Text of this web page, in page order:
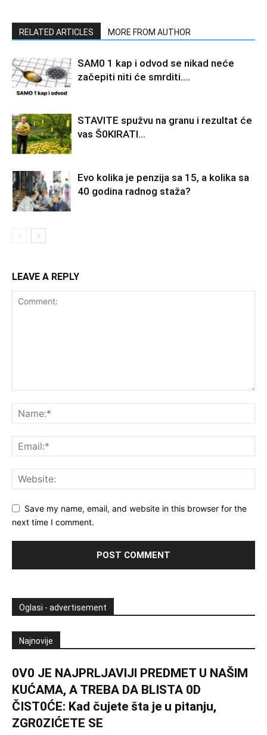
RELATED ARTICLES MORE FROM AUTHOR
SAM0 1 kap i odvod se nikad neće
začepiti niti će smrditi….
STAVlTE spužvu na granu i rezultat će
vas Š0KlRATl…
Evo kolika je penzija sa 15, a kolika sa
40 godina radnog staža?
LEAVE A REPLY
Save my name, email, and website in this browser for the
next time I comment.
Oglasi - advertisement
Najnovije
0V0 JE NAJPRLJAVlJl PREDMET U NAŠlM
KUĆAMA, A TREBA DA BLISTA 0D
ČIST0ĆE: Kad čujete šta je u pitanju,
ZGR0ZIĆETE SE